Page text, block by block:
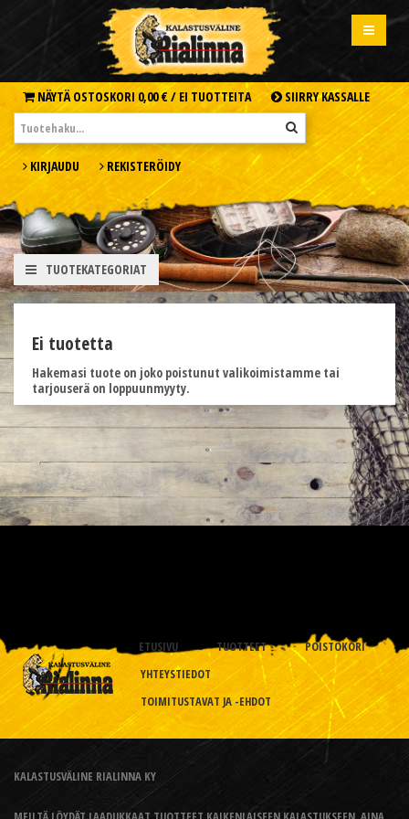
NÄYTÄ OSTOSKORI 0,00 € / EI TUOTTEITA SIIRRY KASSALLE
KIRJAUDU REKISTERÖIDY
TUOTEKATEGORIAT
Ei tuotetta
Hakemasi tuote on joko poistunut valikoimistamme tai
tarjouserä on loppuunmyyty.
ETUSIVU TUOTTEET
POISTOKORI
YHTEYSTIEDOT
TOIMITUSTAVAT JA -EHDOT
KALASTUSVÄLINE RIALINNA KY